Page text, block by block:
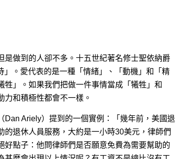
是做到的人卻不多。十五世紀著名修士聖依納爵
」。愛代表的是一種「情緒」、「動機」和「精
」。如果我們把做一件事情當成「犧牲」和
力和積極性都會不一樣。
Ariely）提到的一個實例：「幾年前，美國退
退休人員服務，大約是一小時30美元，律師們
點子：他問律師們是否願意免費為需要幫助的